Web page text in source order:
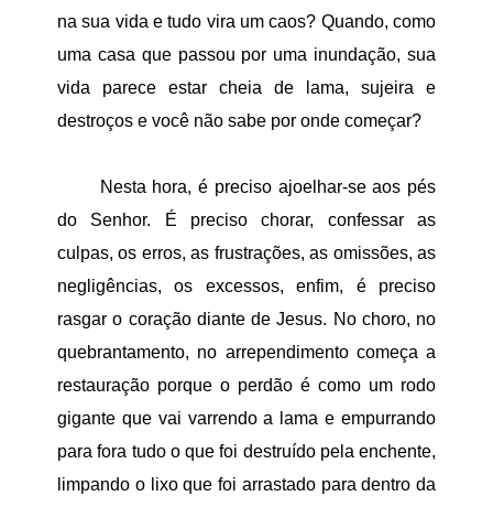
na sua vida e tudo vira um caos? Quando, como
uma casa que passou por uma inundação, sua
vida parece estar cheia de lama, sujeira e
destroços e você não sabe por onde começar?
Nesta hora, é preciso ajoelhar-se aos pés
do Senhor. É preciso chorar, confessar as
culpas, os erros, as frustrações, as omissões, as
negligências, os excessos, enfim, é preciso
rasgar o coração diante de Jesus. No choro, no
quebrantamento, no arrependimento começa a
restauração porque o perdão é como um rodo
gigante que vai varrendo a lama e empurrando
para fora tudo o que foi destruído pela enchente,
limpando o lixo que foi arrastado para dentro da